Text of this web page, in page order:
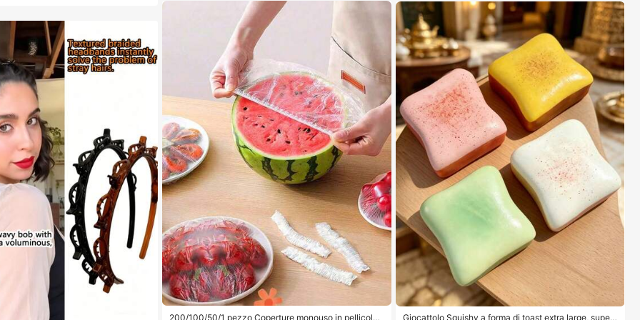
200/100/50/1 pezzo Coperture monouso in pellicola t
Giocattolo Squishy a forma di toast extra large, super